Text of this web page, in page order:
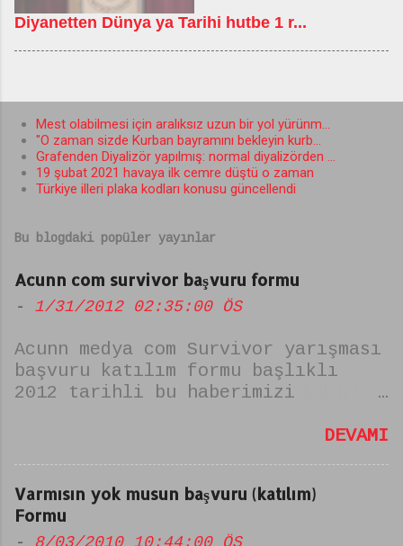
Diyanetten Dünya ya Tarihi hutbe 1 r...
Mest olabilmesi için aralıksız uzun bir yol yürünm...
"O zaman sizde Kurban bayramını bekleyin kurb...
Grafenden Diyalizör yapılmış: normal diyalizörden ...
19 şubat 2021 havaya ilk cemre düştü o zaman
Türkiye illeri plaka kodları konusu güncellendi
Bu blogdaki popüler yayınlar
Acunn com survivor başvuru formu
- 1/31/2012 02:35:00 ÖS
Acunn medya com Survivor yarışması
başvuru katılım formu başlıklı
2012 tarihli bu haberimizi
wordpressten blogger a oradan da
temizlemiş bulunmaktayız
patlakhaber sitemizde Acunn medya
DEVAMI
Varmısın yok musun başvuru (katılım)
Formu